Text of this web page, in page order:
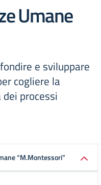
Umane
e sviluppare
cogliere la
processi
“M.Montessori”